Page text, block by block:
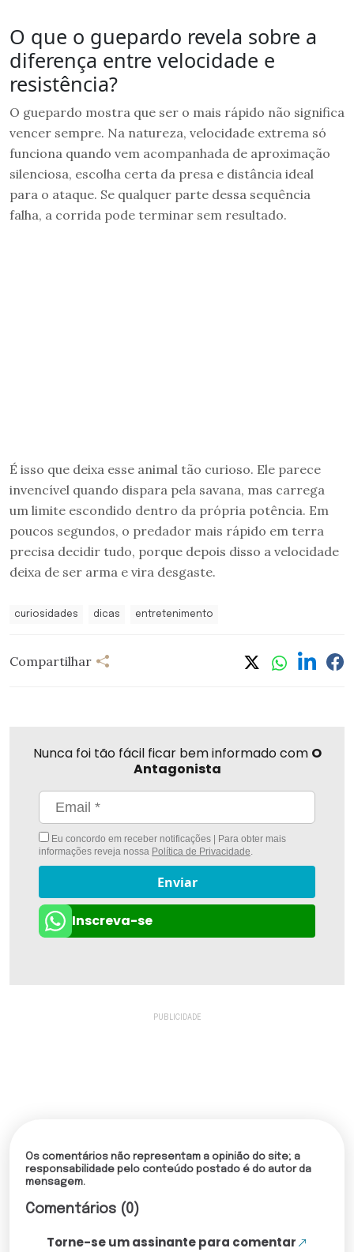
O que o guepardo revela sobre a
diferença entre velocidade e
resistência?
O guepardo mostra que ser o mais rápido não significa
vencer sempre. Na natureza, velocidade extrema só
funciona quando vem acompanhada de aproximação
silenciosa, escolha certa da presa e distância ideal
para o ataque. Se qualquer parte dessa sequência
falha, a corrida pode terminar sem resultado.
É isso que deixa esse animal tão curioso. Ele parece
invencível quando dispara pela savana, mas carrega
um limite escondido dentro da própria potência. Em
poucos segundos, o predador mais rápido em terra
precisa decidir tudo, porque depois disso a velocidade
deixa de ser arma e vira desgaste.
curiosidades dicas entretenimento
Compartilhar
Nunca foi tão fácil ficar bem informado com O
Antagonista
Eu concordo em receber notificações | Para obter mais
informações reveja nossa Política de Privacidade.
Enviar
Inscreva-se
Os comentários não representam a opinião do site; a
responsabilidade pelo conteúdo postado é do autor da
mensagem.
Comentários (0)
Torne-se um assinante para comentar